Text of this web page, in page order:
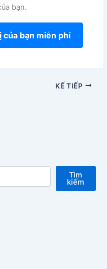
bạn.
của bạn miễn phí
KẾ TIẾP
Tìm
kiếm